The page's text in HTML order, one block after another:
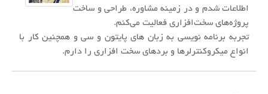
اطلاعات شدم و در زمینه مشاوره، طراحی و ساخت
پروژه‌های سخت‌افزاری فعالیت می‌کنم.
تجربه برنامه نویسی به زبان های پایتون و سی و همچنین کار با
انواع میکروکنترلرها و بردهای سخت افزاری را دارم.